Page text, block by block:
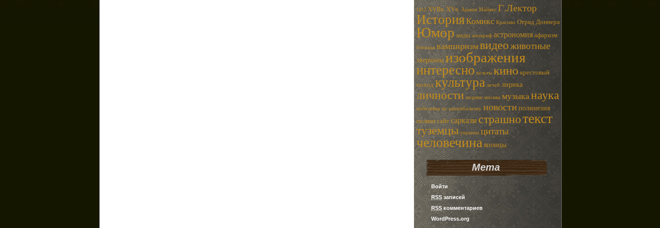
1812 XVIIв.XVв. Армин Майвес Г.Лектор
ИсторияКомикс Красиво Отряд Доннера
Юморанды апокриф астрономияафаризм
блокада вампиризмвидеоживотные
зверинецизображения
интересно кельты кино крестовый
поход культура лечеб лирика
личности моряки москва музыканаука
нобелевка по каннибализму новостиполинезия
полякисайтсарказмстрашнотекст
туземцы украина цитаты
человечинаяпонцы
Мета
Войти
RSSзаписей
RSSкомментариев
WordPress.org